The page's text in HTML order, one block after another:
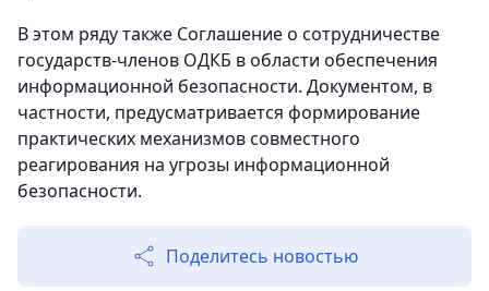
В этом ряду также Соглашение о сотрудничестве
государств-членов ОДКБ в области обеспечения
информационной безопасности. Документом, в
частности, предусматривается формирование
практических механизмов совместного
реагирования на угрозы информационной
безопасности.
Поделитесь новостью